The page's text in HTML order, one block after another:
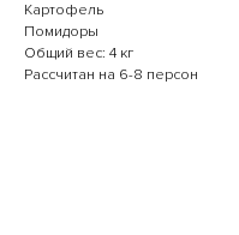
Картофель
Помидоры
Общий вес: 4 кг
Рассчитан на 6-8 персон